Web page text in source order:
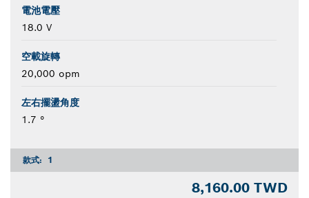
電池電壓
18.0 V
空載旋轉
20,000 opm
左右擺盪角度
1.7 °
款式: 1
8,160.00 TWD